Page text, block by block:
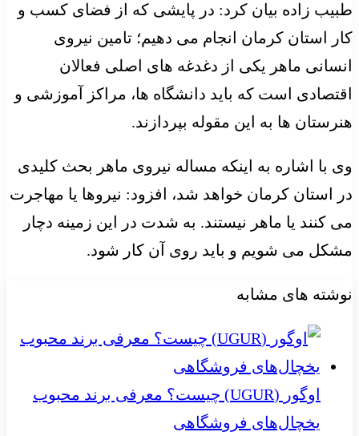
طبیب زاده بیان کرد: در پایشی که از فضای کسب و
کار استان کرمان انجام می دهیم؛ تامین نیروی
انسانی ماهر یکی از دغدغه های اصلی فعالان
اقتصادی است که باید دانشگاه ها، مراکز آموزشی و
هنرستان ها به این مقوله بپردازند.
وی با اشاره به اینکه مساله نیروی ماهر بحث کلیدی
در استان کرمان خواهد شد، افزود: نیروها یا مهاجرت
می کنند یا ماهر نیستند. به شدت در این زمینه دچار
مشکل می شویم و باید روی آن کار شود.
نوشته های مشابه
اوگور (UGUR) چیست؟ معرفی برند محبوب
یخچال‌های فروشگاهی